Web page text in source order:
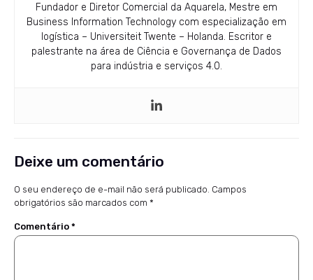
Fundador e Diretor Comercial da Aquarela, Mestre em
Business Information Technology com especialização em
logística – Universiteit Twente – Holanda. Escritor e
palestrante na área de Ciência e Governança de Dados
para indústria e serviços 4.0.
Deixe um comentário
O seu endereço de e-mail não será publicado. Campos
obrigatórios são marcados com *
Comentário *